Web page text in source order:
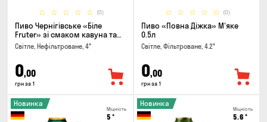
(0)
Пиво Чернігівське «Біле
Fruter» зі смаком кавуна та
м'яти 0.5л
Світле, Нефільтроване, 4°
0,00
грн за 1
(0)
Пиво «Повна Діжка» М'яке
0.5л
Світле, Фільтроване, 4.2°
0,00
грн за 1
Міцність
5 °
Новинка
Міцність
5.6 °
Новинка